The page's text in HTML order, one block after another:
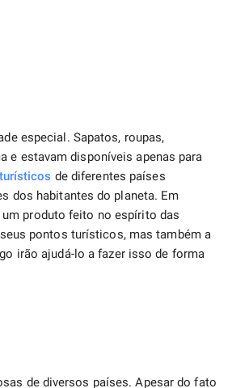
especial. Sapatos, roupas,
e estavam disponíveis apenas para
de diferentes países
dos habitantes do planeta. Em
produto feito no espírito das
pontos turísticos, mas também a
irão ajudá-lo a fazer isso de forma
de diversos países. Apesar do fato